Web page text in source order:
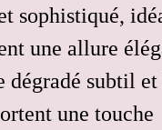
sophistiqué,
une allure
dégradé subtil
une touche